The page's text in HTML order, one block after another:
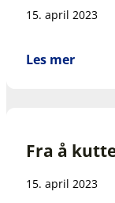
15. april 2023
Les mer
Fra å
15. april 2023